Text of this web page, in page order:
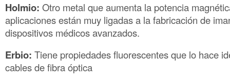
Holmio: Otro metal que aumenta la potencia
aplicaciones están muy ligadas a la fabricación de
dispositivos médicos avanzados.
Erbio: Tiene propiedades fluorescentes que lo hace
cables de fibra óptica